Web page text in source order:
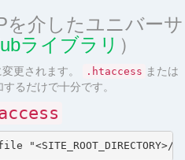
を介したユニバーサ
ライブラリ ）
更されます。 .htaccess または
るだけで十分です。